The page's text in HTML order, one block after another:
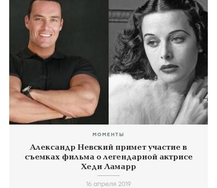
МОМЕНТЫ
Александр Невский примет участие в
съемках фильма о легендарной актрисе
Хеди Ламарр
16 апреля 2019